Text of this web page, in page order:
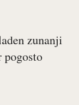
zunanji
pogosto